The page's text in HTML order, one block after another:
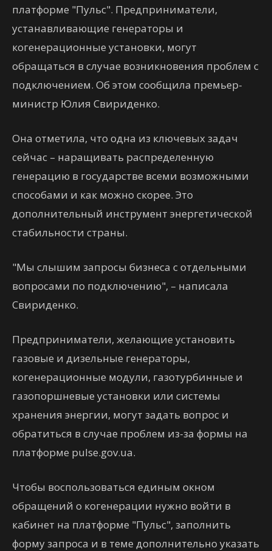
платформе "Пульс". Предприниматели,
устанавливающие генераторы и
когенерационные установки, могут
обращаться в случае возникновения проблем с
подключением. Об этом сообщила премьер-
министр Юлия Свириденко.
Она отметила, что одна из ключевых задач
сейчас – наращивать распределенную
генерацию в государстве всеми возможными
способами и как можно скорее. Это
дополнительный инструмент энергетической
стабильности страны.
"Мы слышим запросы бизнеса с отдельными
вопросами по подключению", – написала
Свириденко.
Предприниматели, желающие установить
газовые и дизельные генераторы,
когенерационные модули, газотурбинные и
газопоршневые установки или системы
хранения энергии, могут задать вопрос и
обратиться в случае проблем из-за формы на
платформе pulse.gov.ua.
Чтобы воспользоваться единым окном
обращений о когенерации нужно войти в
кабинет на платформе "Пульс", заполнить
форму запроса и в теме дополнительно указать